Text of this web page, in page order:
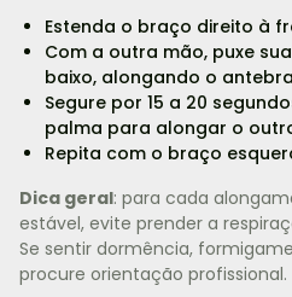
Estenda o braço direito à
Com a outra mão, puxe
baixo, alongando o
Segure por 15 a 20
palma para alongar o
Repita com o braço
Dica geral: para cada
estável, evite prender a
Se sentir dormência,
procure orientação profissional.